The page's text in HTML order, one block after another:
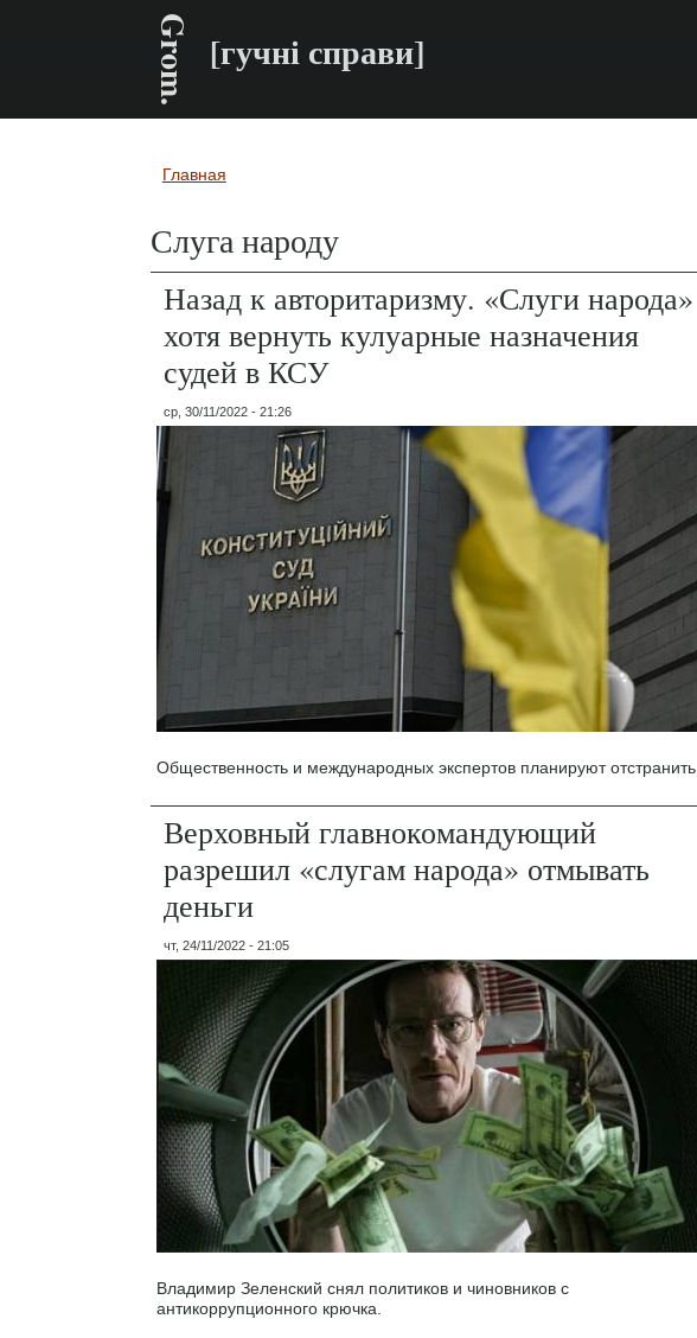
Grom. [гучні справи]
Вы здесь
Главная
Слуга народу
Назад к авторитаризму. «Слуги народа»
хотя вернуть кулуарные назначения
судей в КСУ
ср, 30/11/2022 - 21:26
Общественность и международных экспертов планируют отстранить.
Верховный главнокомандующий
разрешил «слугам народа» отмывать
деньги
чт, 24/11/2022 - 21:05
Владимир Зеленский снял политиков и чиновников с
антикоррупционного крючка.